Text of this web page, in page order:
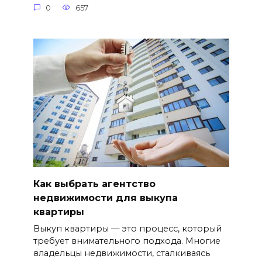
0 657
Как выбрать агентство
недвижимости для выкупа
квартиры
Выкуп квартиры — это процесс, который
требует внимательного подхода. Многие
владельцы недвижимости, сталкиваясь